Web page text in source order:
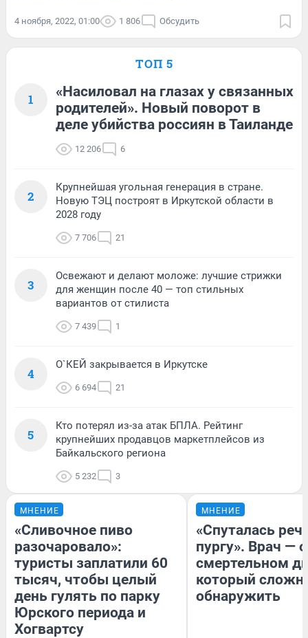
4 ноября, 2022, 01:00 1 806 Обсудить
ТОП 5
1
«Насиловал на глазах у связанных
родителей». Новый поворот в
деле убийства россиян в Таиланде
12 206 6
2
Крупнейшая угольная генерация в стране.
Новую ТЭЦ построят в Иркутской области в
2028 году
7 706 21
3
Освежают и делают моложе: лучшие стрижки
для женщин после 40 — топ стильных
вариантов от стилиста
7 439 1
4
О`КЕЙ закрывается в Иркутске
6 694 21
5
Кто потерял из-за атак БПЛА. Рейтинг
крупнейших продавцов маркетплейсов из
Байкальского региона
5 232 3
МНЕНИЕ
«Сливочное пиво
разочаровало»:
туристы заплатили 60
тысяч, чтобы целый
день гулять по парку
Юрского периода и
Хогвартсу
МНЕНИЕ
«Спуталась
пургу». Врач — о
смертельном
который
обнаружить